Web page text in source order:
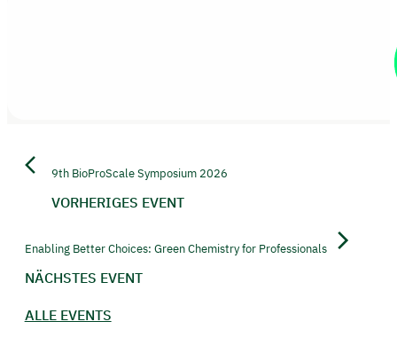
9th BioProScale Symposium 2026
VORHERIGES EVENT
ALLE EVENTS
Enabling Better Choices: Green Chemistry for Professionals
NÄCHSTES EVENT